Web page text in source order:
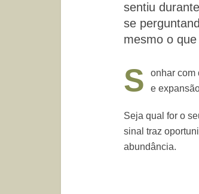
sentiu
se
mesmo o
S
onhar com
e
Seja qual for o
sinal traz
abundância.